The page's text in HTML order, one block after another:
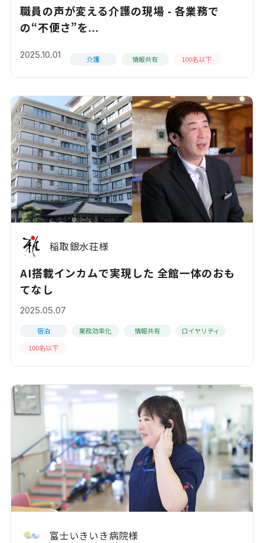
職員の声が変える介護の現場 - 各業務で
の“不便さ”を...
2025.10.01 介護 情報共有 100名以下
稲取銀水荘様
AI搭載インカムで実現した 全館一体のおも
てなし
2025.05.07
宿泊 業務効率化 情報共有
ロイヤリティ
100名以下
富士いきいき病院様